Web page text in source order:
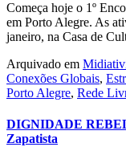
Começa hoje o 1º
em Porto Alegre. As
janeiro, na Casa de
Arquivado em
Conexões Globais,
Porto Alegre, Rede
DIGNIDADE
Zapatista